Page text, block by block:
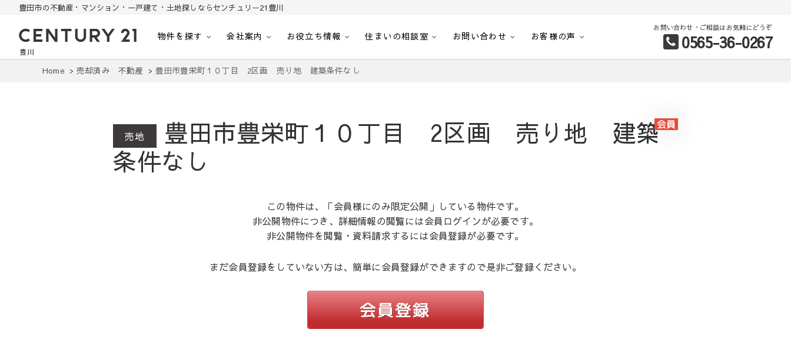
豊田市の不動産・マンション・一戸建て・土地探しならセンチュリー21豊川
豊田市の中古住宅・土地・リノベ物件探し｜センチュリー21豊川
物件を探す 会社案内 お役立ち情報 住まいの相談室 お問い合わせ お客様の声
お問い合わせ・ご相談はお気軽にどうぞ
0565-36-0267
Home 売却済み 不動産 豊田市豊栄町１０丁目 2区画 売り地 建築条件なし
売地
豊田市豊栄町１０丁目 2区画 売り地 建築
条件なし
この物件は、「会員様にのみ限定公開」している物件です。
非公開物件につき、詳細情報の閲覧には会員ログインが必要です。
非公開物件を閲覧・資料請求するには会員登録が必要です。
まだ会員登録をしていない方は、簡単に会員登録ができますので是非ご登録ください。